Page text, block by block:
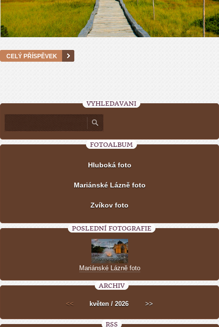
CELÝ PŘÍSPĚVEK
VYHLEDÁVÁNÍ
FOTOALBUM
Hluboká foto
Mariánské Lázně foto
Zvíkov foto
POSLEDNÍ FOTOGRAFIE
Mariánské Lázně foto
ARCHIV
<< květen / 2026 >>
RSS